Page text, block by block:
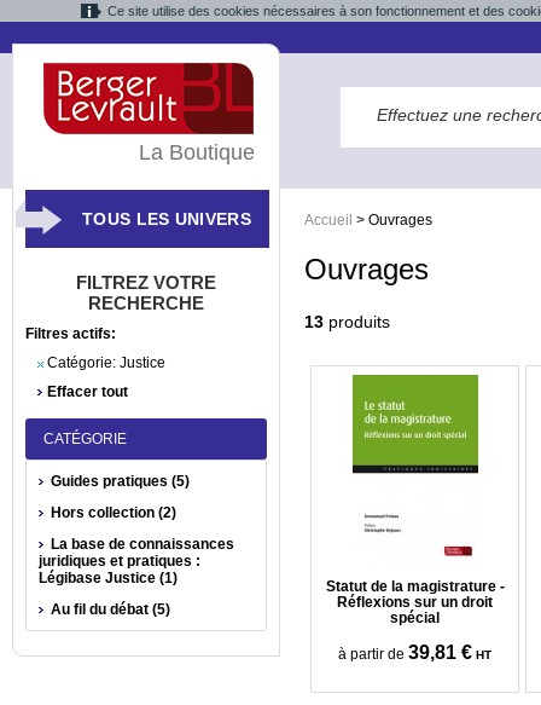
Ce site utilise des cookies nécessaires à son fonctionnement et des
Accueil > Ouvrages
Ouvrages
13 produits
Statut de la magistrature -
Réflexions sur un droit
spécial
à partir de 39,81 € HT
La Boutique
TOUS LES UNIVERS
FILTREZ VOTRE
RECHERCHE
Filtres actifs:
Catégorie: Justice
Effacer tout
CATÉGORIE
Guides pratiques (5)
Hors collection (2)
La base de connaissances
juridiques et pratiques :
Légibase Justice (1)
Au fil du débat (5)